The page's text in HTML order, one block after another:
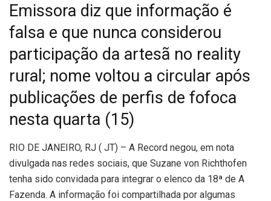
Emissora diz que informação é
falsa e que nunca considerou
participação da artesã no reality
rural; nome voltou a circular após
publicações de perfis de fofoca
nesta quarta (15)
RIO DE JANEIRO, RJ ( JT) – A Record negou, em nota
divulgada nas redes sociais, que Suzane von Richthofen
tenha sido convidada para integrar o elenco da 18ª de A
Fazenda. A informação foi compartilhada por algumas